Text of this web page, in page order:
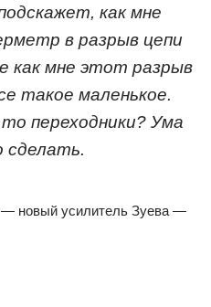
как мне
в разрыв цепи
как мне этот разрыв
такое маленькое.
переходники? Ума
сделать.
новый усилитель Зуева —